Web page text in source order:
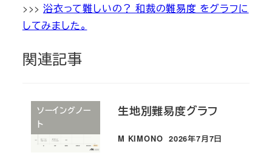
>>> 浴衣って難しいの？ 和裁の難易度 をグラフに
してみました。
関連記事
ソーイングノー
ト
生地別難易度グラフ
M KIMONO
投稿日
2026年7月7日